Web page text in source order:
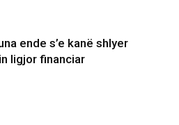
ende s’e kanë shlyer
ligjor financiar